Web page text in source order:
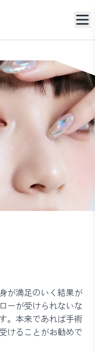
が満足のいく結果が
ーが受けられないな
。本来であれば手術
けることがお勧めで